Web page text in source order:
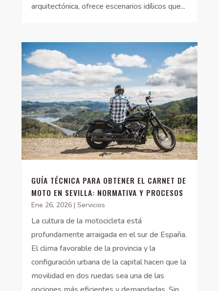
arquitectónica, ofrece escenarios idílicos que...
GUÍA TÉCNICA PARA OBTENER EL CARNET DE
MOTO EN SEVILLA: NORMATIVA Y PROCESOS
Ene 26, 2026| Servicios
La cultura de la motocicleta está
profundamente arraigada en el sur de España.
El clima favorable de la provincia y la
configuración urbana de la capital hacen que la
movilidad en dos ruedas sea una de las